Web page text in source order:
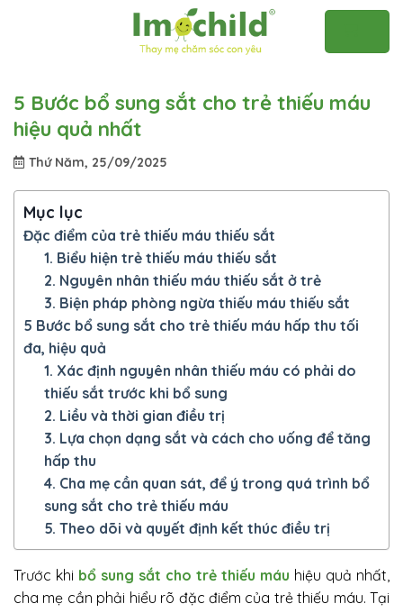
5 Bước bổ sung sắt cho trẻ thiếu máu
hiệu quả nhất
Thứ Năm, 25/09/2025
Mục lục
Đặc điểm của trẻ thiếu máu thiếu sắt
1. Biểu hiện trẻ thiếu máu thiếu sắt
2. Nguyên nhân thiếu máu thiếu sắt ở trẻ
3. Biện pháp phòng ngừa thiếu máu thiếu sắt
5 Bước bổ sung sắt cho trẻ thiếu máu hấp thu tối
đa, hiệu quả
1. Xác định nguyên nhân thiếu máu có phải do
thiếu sắt trước khi bổ sung
2. Liều và thời gian điều trị
3. Lựa chọn dạng sắt và cách cho uống để tăng
hấp thu
4. Cha mẹ cần quan sát, để ý trong quá trình bổ
sung sắt cho trẻ thiếu máu
5. Theo dõi và quyết định kết thúc điều trị
Trước khi bổ sung sắt cho trẻ thiếu máu hiệu quả nhất,
cha mẹ cần phải hiểu rõ đặc điểm của trẻ thiếu máu. Tại